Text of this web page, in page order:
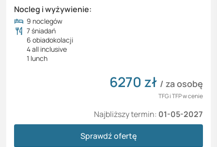
Nocleg i wyżywienie:
9 noclegów
7 śniadań
6 obiadokolacji
4 all inclusive
1 lunch
6270 zł / za osobę
TFG i TFP w cenie
Najbliższy termin: 01-05-2027
Sprawdź ofertę